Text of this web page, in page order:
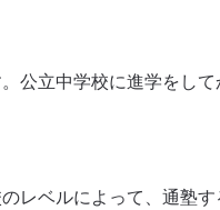
公立中学校に進学をし
レベルによって、通塾